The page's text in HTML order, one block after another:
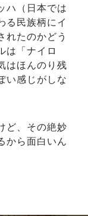
ハ（日本では
る民族柄にイ
れたのかどう
は「ナイロ
はほんのり残
い感じがしな
ど、その絶妙
から面白いん